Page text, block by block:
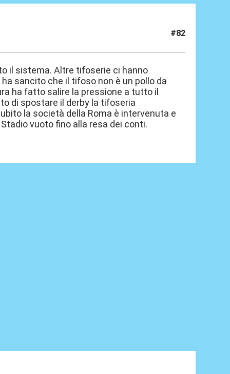
#82
il sistema. Altre tifoserie ci hanno
sancito che il tifoso non è un pollo da
ha fatto salire la pressione a tutto il
di spostare il derby la tifoseria
la società della Roma è intervenuta e
vuoto fino alla resa dei conti.